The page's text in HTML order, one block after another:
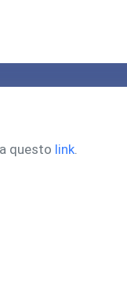
questo link.